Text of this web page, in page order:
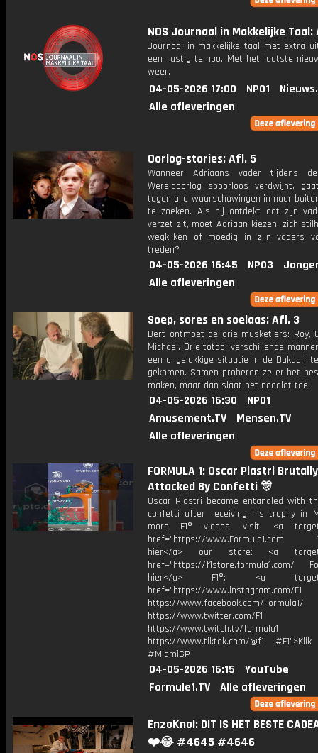
NOS Journaal in Makkelijke
Journaal in makkelijke taal met extra
een rustig tempo. Met het laatste
weer.
04-05-2026 17:00 NPO1
Alle afleveringen
Oorlog-stories: Afl. 5
Wanneer Adriaans vader tijdens
Wereldoorlog spoorloos verdwijnt,
tegen alle waarschuwingen in naar
te zoeken. Als hij ontdekt dat zijn
verzet zit, moet Adriaan kiezen: zich
wegkijken of moedig in zijn vaders
treden?
04-05-2026 16:45 NPO3
Alle afleveringen
Soep, sores en soelaas: Afl. 3
Bert ontmoet de drie musketiers: Roy,
Michael. Drie totaal verschillende
een ongelukkige situatie in de Dukdalf
gekomen. Samen proberen ze er het
maken, maar dan slaat het noodlot toe.
04-05-2026 16:30
NPO1
Amusement.TV
Mensen.TV
Alle afleveringen
FORMULA 1: Oscar Piastri Brutally
Attacked By Confetti 🎊
Oscar Piastri became entangled with
confetti after receiving his trophy in
more F1® videos, visit: <a
href="https://www.Formula1.com
hier</a> our store: <a
href="https://f1store.formula1.com/
hier</a> F1®: <a
href="https://www.instagram.com/F1
https://www.facebook.com/Formula1/
https://www.twitter.com/F1
https://www.twitch.tv/formula1
https://www.tiktok.com/@f1
#MiamiGP
04-05-2026 16:15
YouTube
Formule1.TV
Alle afleveringen
EnzoKnol: DIT IS HET BESTE
❤️😂 #4645 #4646